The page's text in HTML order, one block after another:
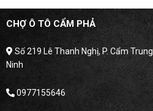
CHỢ Ô TÔ CẨM PHẢ
Số 219 Lê Thanh Nghị, P. Cẩm
Ninh
0977155646